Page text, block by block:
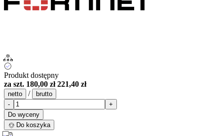
Produkt dostępny
za szt. 180,00 zł 221,40 zł
netto /
brutto
-
+
Do wyceny
Do koszyka